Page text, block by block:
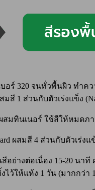
อร์ 320 จนทั่วพื้นผิว ทำค
มสี 1 ส่วนกับตัวเร่งแข็ง
สมทินเนอร์ ใช้สีให้หมดภ
ผสมสี 4 ส่วนกับตัวเร่
างต่อเนื่อง 15-20 นาที
ว้ให้แห้ง 1 วัน (มากกว่